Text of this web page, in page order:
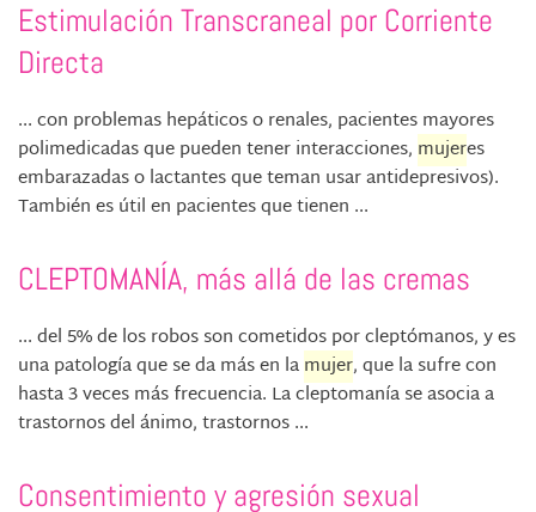
Estimulación Transcraneal por Corriente
Directa
... con problemas hepáticos o renales, pacientes mayores
polimedicadas que pueden tener interacciones, mujeres
embarazadas o lactantes que teman usar antidepresivos).
También es útil en pacientes que tienen ...
CLEPTOMANÍA, más allá de las cremas
... del 5% de los robos son cometidos por cleptómanos, y es
una patología que se da más en lamujer, que la sufre con
hasta 3 veces más frecuencia. La cleptomanía se asocia a
trastornos del ánimo, trastornos ...
Consentimiento y agresión sexual